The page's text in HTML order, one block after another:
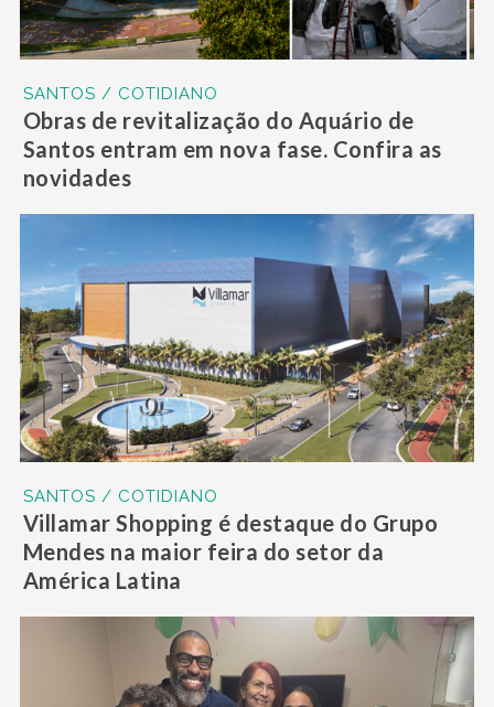
SANTOS / COTIDIANO
Obras de revitalização do Aquário de
Santos entram em nova fase. Confira as
novidades
SANTOS / COTIDIANO
Villamar Shopping é destaque do Grupo
Mendes na maior feira do setor da
América Latina